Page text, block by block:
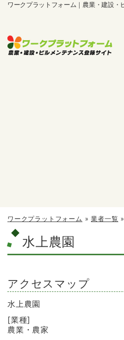
ワークプラットフォーム｜農業・建設
ワークプラットフォーム »業者一覧 »
水上農園
アクセスマップ
水上農園
[業種]
農業・農家